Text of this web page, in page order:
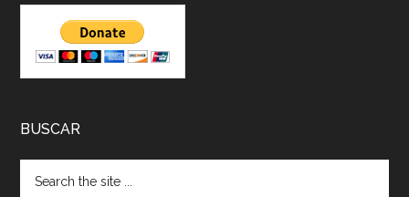
BUSCAR